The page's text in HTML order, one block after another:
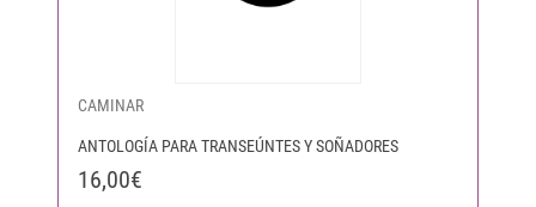
CAMINAR
ANTOLOGÍA PARA TRANSEÚNTES Y SOÑADORES
16,00€